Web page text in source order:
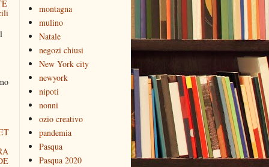
montagna
mulino
Natale
negozi chiusi
New York city
newyork
nipoti
nonni
ozio creativo
pandemia
Pasqua
Pasqua 2020